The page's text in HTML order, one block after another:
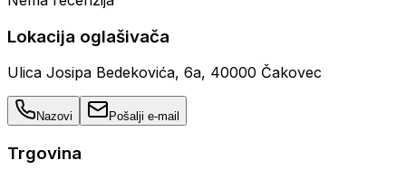
Lokacija oglašivača
Ulica Josipa Bedekovića, 6a, 40000 Čakovec
Nazovi Pošalji e-mail
Trgovina